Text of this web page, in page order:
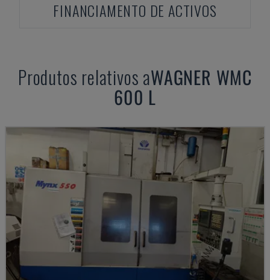
FINANCIAMENTO DE ACTIVOS
Produtos relativos aWAGNER WMC
600 L